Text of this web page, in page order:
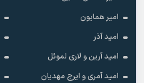
امیر همایون
امید آذر
امید آرین و لاری لموئل
امید آمری و ایرج مهدیان